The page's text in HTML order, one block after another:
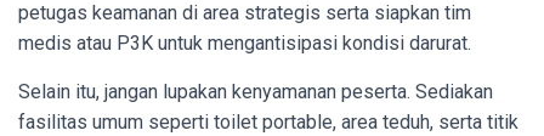
petugas keamanan di area strategis serta siapkan tim
medis atau P3K untuk mengantisipasi kondisi darurat.
Selain itu, jangan lupakan kenyamanan peserta. Sediakan
fasilitas umum seperti toilet portable, area teduh, serta titik